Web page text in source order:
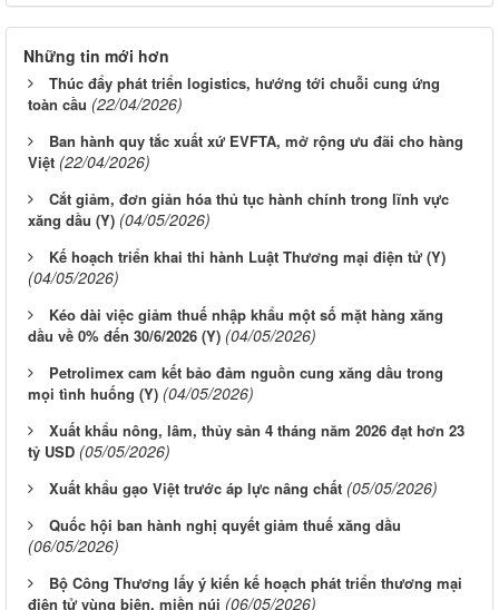
Những tin mới hơn
Thúc đẩy phát triển logistics, hướng tới chuỗi cung ứng
toàn cầu (22/04/2026)
Ban hành quy tắc xuất xứ EVFTA, mở rộng ưu đãi cho hàng
Việt (22/04/2026)
Cắt giảm, đơn giản hóa thủ tục hành chính trong lĩnh vực
xăng dầu (Y) (04/05/2026)
Kế hoạch triển khai thi hành Luật Thương mại điện tử (Y)
(04/05/2026)
Kéo dài việc giảm thuế nhập khẩu một số mặt hàng xăng
dầu về 0% đến 30/6/2026 (Y) (04/05/2026)
Petrolimex cam kết bảo đảm nguồn cung xăng dầu trong
mọi tình huống (Y) (04/05/2026)
Xuất khẩu nông, lâm, thủy sản 4 tháng năm 2026 đạt hơn 23
tỷ USD (05/05/2026)
Xuất khẩu gạo Việt trước áp lực nâng chất (05/05/2026)
Quốc hội ban hành nghị quyết giảm thuế xăng dầu
(06/05/2026)
Bộ Công Thương lấy ý kiến kế hoạch phát triển thương mại
điện tử vùng biên, miền núi (06/05/2026)